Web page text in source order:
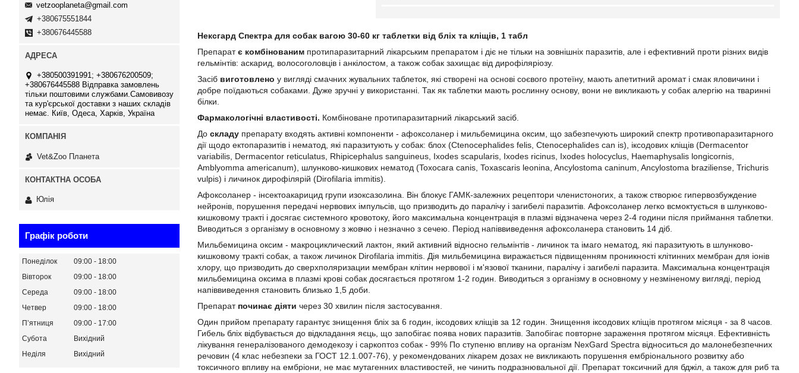
Нексгард Спектра для собак вагою 30-60 кг таблетки від бліх та кліщів, 1 табл
Препаратє комбінованим протипаразитарний лікарським препаратом і діє не тільки на зовнішніх паразитів, але і ефективний проти різних видів
гельмінтів: аскарид, волосоголовців і анкілостом, а також собак захищає від дирофіляріозу.
Засіб виготовлено у вигляді смачних жувальних таблеток, які створені на основі соєвого протеїну, мають апетитний аромат і смак яловичини і
добре поїдаються собаками. Дуже зручні у використанні. Так як таблетки мають рослинну основу, вони не викликають у собак алергію на тваринні
білки.
Фармакологічні властивості. Комбіноване протипаразитарний лікарський засіб.
До складу препарату входять активні компоненти - афоксоланер і мильбемицина оксим, що забезпечують широкий спектр противопаразитарного
дії щодо ектопаразитів і нематод, які паразитують у собак: блох (Ctenocephalides felis, Ctenocephalides can is), іксодових кліщів (Dermacentor
variabilis, Dermacentor reticulatus, Rhipicephalus sanguineus, Ixodes scapularis, Ixodes ricinus, Ixodes holocyclus, Haemaphysalis longicornis,
Amblyomma americanum), шлунково-кишкових нематод (Toxocara canis, Toxascaris leonina, Ancylostoma caninum, Ancylostoma braziliense, Trichuris
vulpis) і личинок дирофілярій (Dirofilaria immitis).
Афоксоланер - інсектоакарицид групи изоксазолина. Він блокує ГАМК-залежних рецептори членистоногих, а також створює гипервозбуждение
нейронів, порушення передачі нервових імпульсів, що призводить до паралічу і загибелі паразитів. Афоксоланер легко всмоктується в шлунково-
кишковому тракті і досягає системного кровотоку, його максимальна концентрація в плазмі відзначена через 2-4 години після приймання таблетки.
Виводиться з організму в основному з жовчю і незначно з сечею. Період напіввиведення афоксоланера становить 14 діб.
Мильбемицина оксим - макроциклический лактон, який активний відносно гельмінтів - личинок та імаго нематод, які паразитують в шлунково-
кишковому тракті собак, а також личинок Dirofilaria immitis. Дія мильбемицина виражається підвищенням проникності клітинних мембран для іонів
хлору, що призводить до сверхполяризации мембран клітин нервової і м'язової тканини, паралічу і загибелі паразита. Максимальна концентрація
мильбемицина оксима в плазмі крові собак досягається протягом 1-2 годин. Виводиться з організму в основному у незміненому вигляді, період
напіввиведення становить близько 1,5 доби.
Препарат починає діяти через 30 хвилин після застосування.
Один прийом препарату гарантує знищення бліх за 6 годин, іксодових кліщів за 12 годин. Знищення іксодових кліщів протягом місяця - за 8 часов.
Гибель бліх відбувається до відкладання яєць, що запобігає поява нових паразитів. Запобігає повторне зараження протягом місяця. Ефективність
лікування генералізованого демодекозу і саркоптоз собак - 99% По ступеню впливу на організм NexGard Spectra відноситься до малонебезпечних
речовин (4 клас небезпеки за ГОСТ 12.1.007-76), у рекомендованих лікарем дозах не викликають порушення ембріонального розвитку або
токсичного впливу на ембріони, не має мутагенних властивостей, не чинить подразнювальної дії. Препарат токсичний для бджіл, а також для риб та
vetzooplaneta@gmail.com
+380675551844
+380676445588
+380500391991; +380676200509;
+380676445588 Відправка замовлень
тільки поштовими службами.Самовивозу
та кур'єрської доставки з наших складів
немає. Київ, Одеса, Харків, Україна
Vet&Zoo Планета
Юлія
Графік роботи
Понеділок 09:00
18:00
Вівторок
09:00
18:00
Середа
09:00
18:00
Четвер
09:00
18:00
Пʼятниця
09:00
17:00
Субота
Вихідний
Неділя
Вихідний